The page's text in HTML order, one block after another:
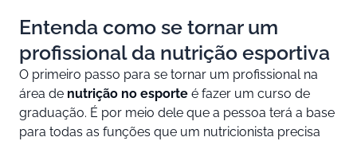
Entenda como se tornar um
profissional da nutrição esportiva
O primeiro passo para se tornar um profissional na
área de nutrição no esporte é fazer um curso de
graduação. É por meio dele que a pessoa terá a base
para todas as funções que um nutricionista precisa